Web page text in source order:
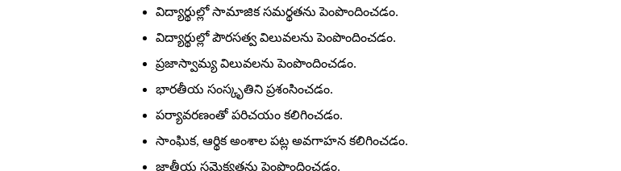
విద్యార్థుల్లో సామాజిక సమర్థతను పెంపొందించడం.
విద్యార్థుల్లో పౌరసత్వ విలువలను పెంపొందించడం.
ప్రజాస్వామ్య విలువలను పెంపొందించడం.
భారతీయ సంస్కృతిని ప్రశంసించడం.
పర్యావరణంతో పరిచయం కలిగించడం.
సాంఘిక, ఆర్థిక అంశాల పట్ల అవగాహన కలిగించడం.
జాతీయ సమైక్యతను పెంపొందించడం.